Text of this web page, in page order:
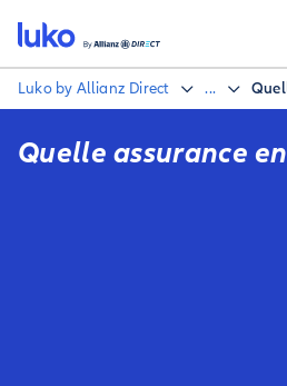
Luko by Allianz Direct ...
Quelle assurance